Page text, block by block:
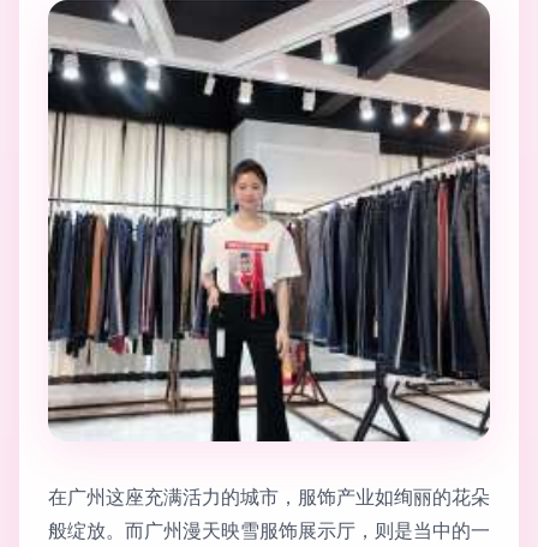
在广州这座充满活力的城市，服饰产业如绚丽的花朵
般绽放。而广州漫天映雪服饰展示厅，则是当中的一